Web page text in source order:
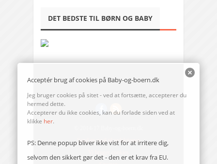
DET BEDSTE TIL BØRN OG BABY
Send en mail til redaktionen
Acceptér brug af cookies på Baby-og-boern.dk
Jeg bruger cookies på sitet - ved at fortsætte, accepterer du
hermed dette.
Accepterer du ikke cookies, kan du forlade siden ved at
klikke her.
PS: Denne popup bliver ikke vist for at irritere dig,
selvom den sikkert gør det - den er et krav fra EU.